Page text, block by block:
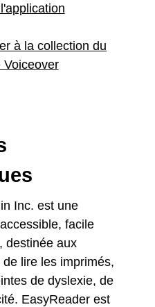
à la collection du
Voiceover
Inc. est une
facile
destinée aux
lire les imprimés,
de dyslexie, de
EasyReader est